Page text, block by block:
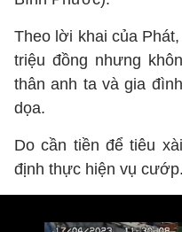
Theo lời khai của
triệu đồng nhưng
thân anh ta và gia
dọa.
Do cần tiền để tiêu
định thực hiện vụ cướp.